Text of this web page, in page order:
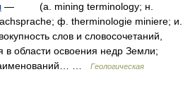
— (a. mining terminology; н.
ф. therminologie miniere; и.
слов и словосочетаний,
области освоения недр Земли;
…
Геологическая